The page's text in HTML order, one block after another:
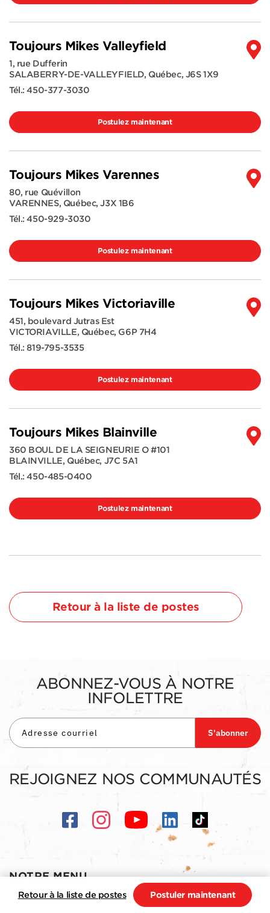
Toujours Mikes Valleyfield
1, rue Dufferin
SALABERRY-DE-VALLEYFIELD, Québec, J6S 1X9
Tél.:450-377-3030
Postulez maintenant
Toujours Mikes Varennes
80, rue Quévillon
VARENNES, Québec,J3X 1B6
Tél.:450-929-3030
Postulez maintenant
Toujours Mikes Victoriaville
451, boulevard Jutras Est
VICTORIAVILLE, Québec, G6P 7H4
Tél.:819-795-3535
Postulez maintenant
Toujours Mikes Blainville
360 BOUL DE LA SEIGNEURIE O #101
BLAINVILLE, Québec, J7C 5A1
Tél.:450-485-0400
Postulez maintenant
Retour à la liste de postes
Retour à la liste de postes Postuler maintenant
NOTRE MENU
ABONNEZ-VOUS À NOTRE
INFOLETTRE
S'abonner
REJOIGNEZ NOS COMMUNAUTÉS